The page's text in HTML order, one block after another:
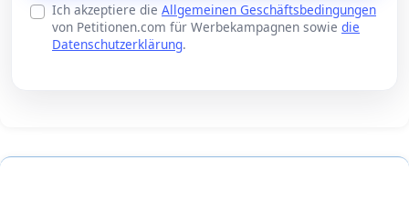
Ich akzeptiere die Allgemeinen Geschäftsbedingungen
von Petitionen.com für Werbekampagnen sowie die
Datenschutzerklärung.